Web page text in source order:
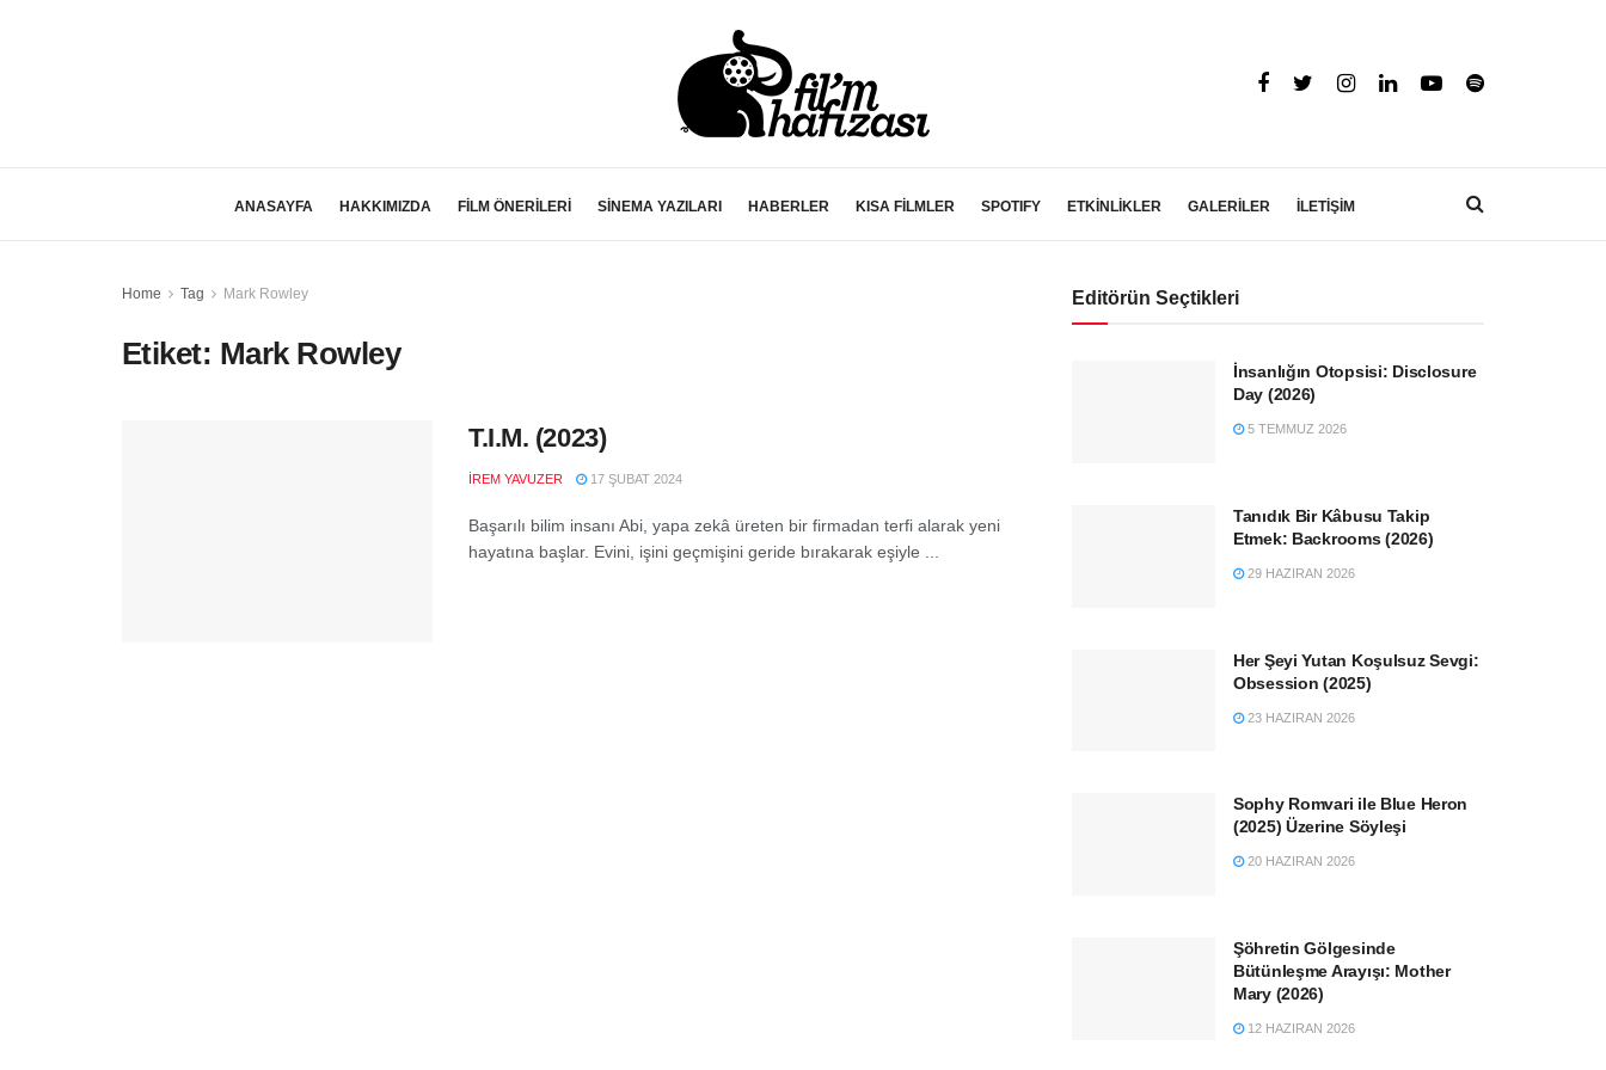
ANASAYFA HAKKIMIZDA FİLM ÖNERİLERİ SİNEMA YAZILARI HABERLER KISA FİLMLER SPOTIFY ETKİNLİKLER GALERİLER İLETİŞİM
Home Tag Mark Rowley
Etiket: Mark Rowley
T.I.M. (2023)
İREM YAVUZER 17 ŞUBAT 2024
Başarılı bilim insanı Abi, yapa zekâ üreten bir firmadan terfi alarak yeni
hayatına başlar. Evini, işini geçmişini geride bırakarak eşiyle ...
Editörün Seçtikleri
İnsanlığın Otopsisi: Disclosure
Day (2026)
5 TEMMUZ 2026
Tanıdık Bir Kâbusu Takip
Etmek: Backrooms (2026)
29 HAZIRAN 2026
Her Şeyi Yutan Koşulsuz Sevgi:
Obsession (2025)
23 HAZIRAN 2026
Sophy Romvari ile Blue Heron
(2025) Üzerine Söyleşi
20 HAZIRAN 2026
Şöhretin Gölgesinde
Bütünleşme Arayışı: Mother
Mary (2026)
12 HAZIRAN 2026